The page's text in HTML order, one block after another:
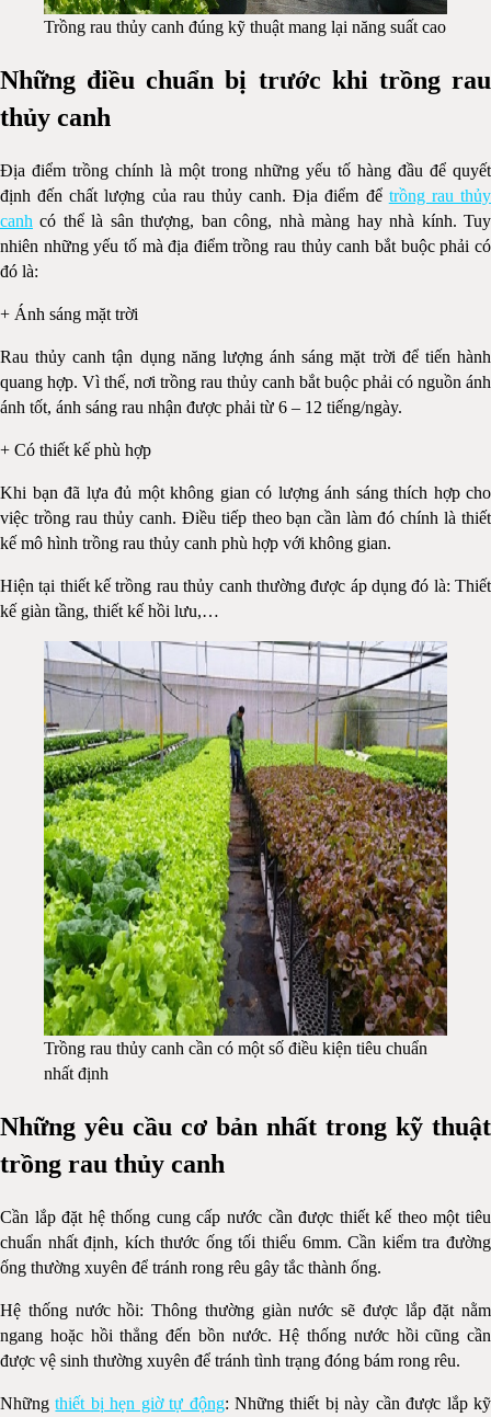
Trồng rau thủy canh đúng kỹ thuật mang lại năng suất cao
Những điều chuẩn bị trước khi trồng rau
thủy canh
Địa điểm trồng chính là một trong những yếu tố hàng đầu để quyết
định đến chất lượng của rau thủy canh. Địa điểm để trồng rau thủy
canh có thể là sân thượng, ban công, nhà màng hay nhà kính. Tuy
nhiên những yếu tố mà địa điểm trồng rau thủy canh bắt buộc phải có
đó là:
+ Ánh sáng mặt trời
Rau thủy canh tận dụng năng lượng ánh sáng mặt trời để tiến hành
quang hợp. Vì thế, nơi trồng rau thủy canh bắt buộc phải có nguồn ánh
ánh tốt, ánh sáng rau nhận được phải từ 6 – 12 tiếng/ngày.
+ Có thiết kế phù hợp
Khi bạn đã lựa đủ một không gian có lượng ánh sáng thích hợp cho
việc trồng rau thủy canh. Điều tiếp theo bạn cần làm đó chính là thiết
kế mô hình trồng rau thủy canh phù hợp với không gian.
Hiện tại thiết kế trồng rau thủy canh thường được áp dụng đó là: Thiết
kế giàn tầng, thiết kế hồi lưu,…
Trồng rau thủy canh cần có một số điều kiện tiêu chuẩn
nhất định
Những yêu cầu cơ bản nhất trong kỹ thuật
trồng rau thủy canh
Cần lắp đặt hệ thống cung cấp nước cần được thiết kế theo một tiêu
chuẩn nhất định, kích thước ống tối thiểu 6mm. Cần kiểm tra đường
ống thường xuyên để tránh rong rêu gây tắc thành ống.
Hệ thống nước hồi: Thông thường giàn nước sẽ được lắp đặt nằm
ngang hoặc hồi thẳng đến bồn nước. Hệ thống nước hồi cũng cần
được vệ sinh thường xuyên để tránh tình trạng đóng bám rong rêu.
Nhữngthiết bị hẹn giờ tự động: Những thiết bị này cần được lắp kỹ